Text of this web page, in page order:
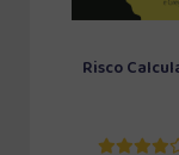
Risco